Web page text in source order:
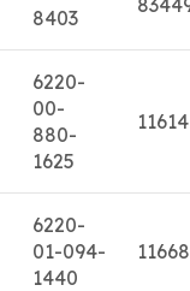
8403
6220-
00-
880-
1625
6220-
01-094-
1440